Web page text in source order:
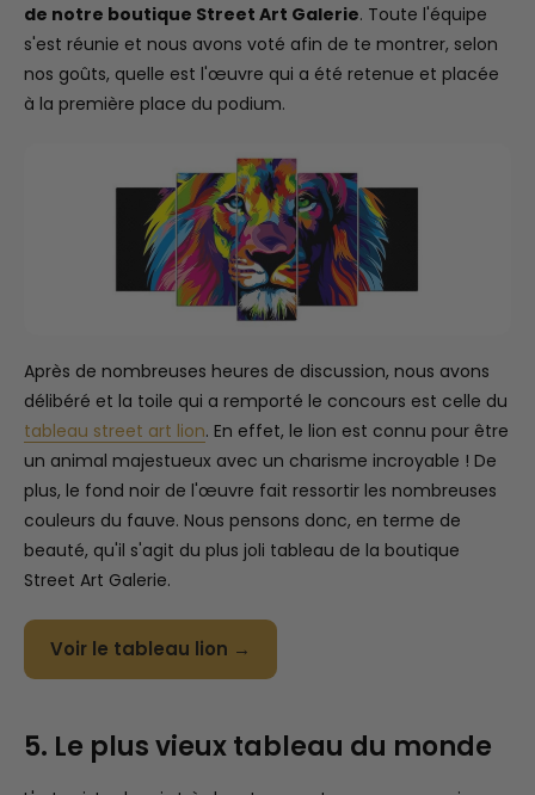
de notre boutique Street Art Galerie. Toute l'équipe
s'est réunie et nous avons voté afin de te montrer, selon
nos goûts, quelle est l'œuvre qui a été retenue et placée
à la première place du podium.
Après de nombreuses heures de discussion, nous avons
délibéré et la toile qui a remporté le concours est celle du
tableau street art lion. En effet, le lion est connu pour être
un animal majestueux avec un charisme incroyable ! De
plus, le fond noir de l'œuvre fait ressortir les nombreuses
couleurs du fauve. Nous pensons donc, en terme de
beauté, qu'il s'agit du plus joli tableau de la boutique
Street Art Galerie.
Voir le tableau lion →
5. Le plus vieux tableau du monde